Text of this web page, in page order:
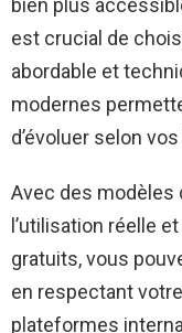
bien plus
est crucial de
abordable et
modernes
d’évoluer selon
Avec des modèles
l’utilisation réelle
gratuits, vous
en respectant
plateformes